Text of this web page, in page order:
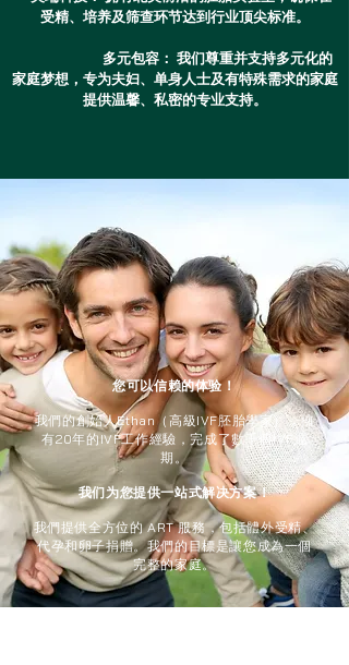
受精、培养及筛查环节达到行业顶尖标准。
多元包容： 我们尊重并支持多元化的
家庭梦想，专为夫妇、单身人士及有特殊需求的家庭
提供温馨、私密的专业支持。
您可以信赖的体验！
我們的創始人Ethan（高級IVF胚胎學家），擁
有20年的IVF工作經驗，完成了數千個IVF週
期。
我们为您提供一站式解决方案！
我們提供全方位的 ART 服務，包括體外受精、
代孕和卵子捐贈。我們的目標是讓您成為一個
完整的家庭。